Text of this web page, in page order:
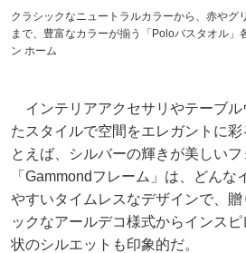
クラシックなニュートラルカラーから、赤やグ
まで、豊富なカラーが揃う「Poloバスタオル」
ン ホーム
インテリアアクセサリやテーブル
たスタイルで空間をエレガントに
とえば、シルバーの輝きが美しいフ
「Gammondフレーム」は、どんな
やすいタイムレスなデザインで、
ックなアールデコ様式からインス
状のシルエットも印象的だ。